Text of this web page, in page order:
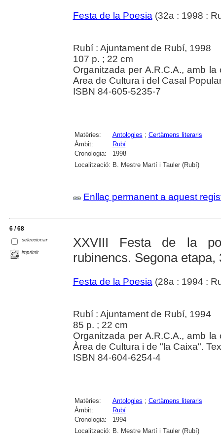
Festa de la Poesia(32a : 1998 :
Rubí : Ajuntament de Rubí, 1998
107 p. ; 22 cm
Organitzada per A.R.C.A., amb
Area de Cultura i del Casal
ISBN 84-605-5235-7
Matèries: Antologies ; Certàmens literaris
Àmbit:
Rubí
Cronologia:
1998
Localització: B. Mestre Martí i Tauler (Rubí)
Enllaç permanent a aquest
6 / 68
seleccionar
imprimir
XXVIII Festa de la
rubinencs. Segona etapa,
Festa de la Poesia (28a : 1994 :
Rubí : Ajuntament de Rubí, 1994
85 p. ; 22 cm
Organitzada per A.R.C.A., amb
Àrea de Cultura i de "la Caixa".
ISBN 84-604-6254-4
Matèries: Antologies ; Certàmens literaris
Àmbit:
Rubí
Cronologia:
1994
Localització: B. Mestre Martí i Tauler (Rubí)